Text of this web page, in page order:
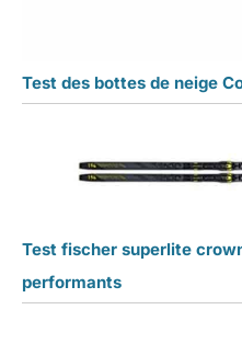
Test des bottes de neige
Test fischer superlite
performants